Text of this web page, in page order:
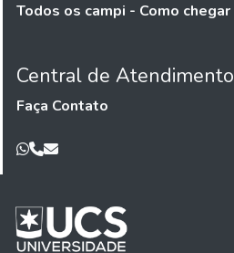
Todos os campi - Como chegar
Central de Atendimento
Faça Contato